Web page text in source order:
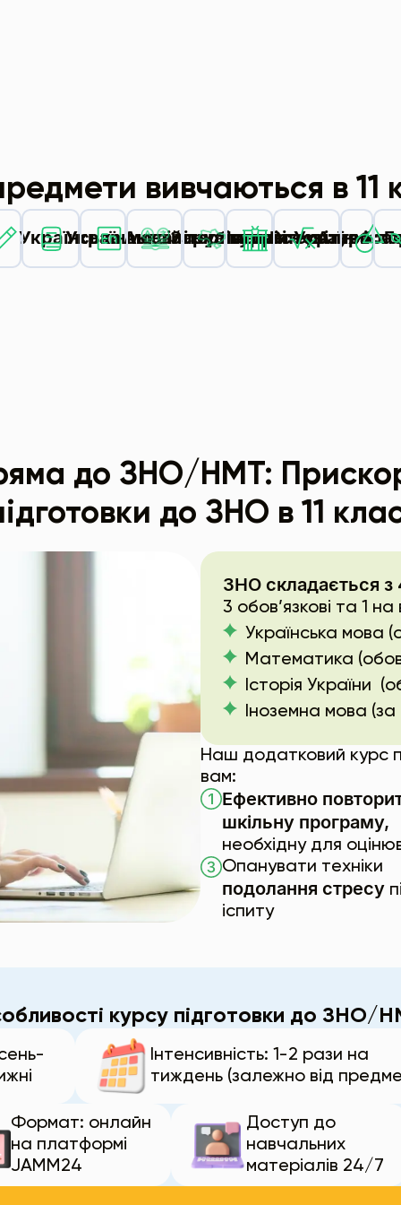
вивчаються в 11
Українська мова
Українська література
Англійська мова
Зарубіжна література
Історія України
Всесвітня
Алгебра
до ЗНО/НМТ:
до ЗНО в 11
ЗНО складається з
3 обов’язкові та 1 на
Українська мова
Математика
Історія України
Iноземна мова
Наш додатковий курс
вам:
Ефективно
шкільну програму,
необхідну для
Опанувати техніки
подолання стресу
іспиту
курсу підготовки до ЗНО/
Інтенсивність: 1-2 рази на
тиждень (залежно від
Формат: онлайн
на платформі
JAMM24
Доступ до
навчальних
матеріалів 24/7